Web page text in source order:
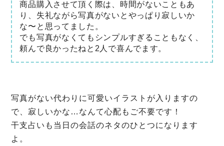
商品購入させて頂く際は、時間がないこともあ
り、失礼ながら写真がないとやっぱり寂しいか
な〜と思ってました。
でも写真がなくてもシンプルすぎることもなく、
頼んで良かったねと2人で喜んでます。
写真がない代わりに可愛いイラストが入りますの
で、寂しいかな…なんて心配もご不要です！
干支占いも当日の会話のネタのひとつになります
よ。